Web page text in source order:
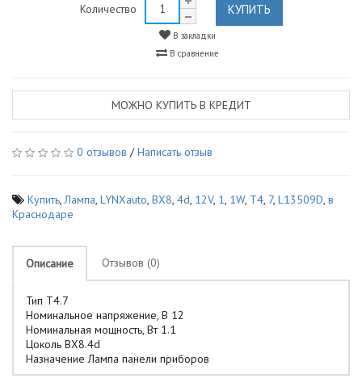
Количество КУПИТЬ
В закладки
В сравнение
МОЖНО КУПИТЬ В КРЕДИТ
0 отзывов /Написать отзыв
Купить,Лампа, LYNXauto, BX8, 4d, 12V, 1, 1W, T4, 7, L13509D, в
Краснодаре
Описание Отзывов (0)
Тип T4.7
Номинальное напряжение, В 12
Номинальная мощность, Вт 1.1
Цоколь BX8.4d
Назначение Лампа панели приборов